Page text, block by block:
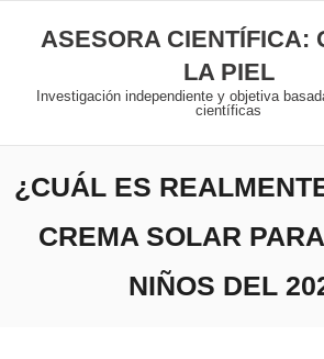
ASESORA CIENTÍFICA:
LA PIEL
Investigación independiente y objetiva
científicas
¿CUÁL ES
CREMA SOLAR
NIÑOS DEL